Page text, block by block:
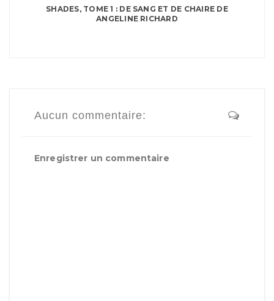
SHADES, TOME 1 : DE SANG ET DE CHAIRE DE
ANGELINE RICHARD
Aucun commentaire:
Enregistrer un commentaire